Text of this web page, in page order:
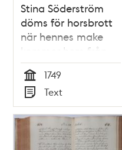
Stina Söderström
döms för horsbrott
när hennes make
kommer hem från
sjön 1749
Tid
1749
Typ
Text